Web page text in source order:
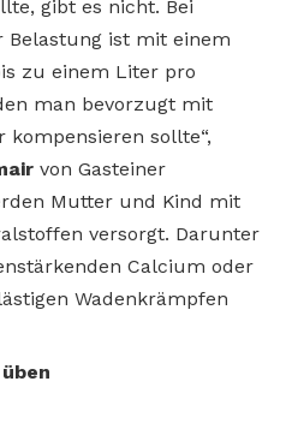
gibt es nicht. Bei
ist mit einem
zu einem Liter pro
man bevorzugt mit
sollte“,
von Gasteiner
Mutter und Kind mit
versorgt. Darunter
Calcium oder
Wadenkrämpfen